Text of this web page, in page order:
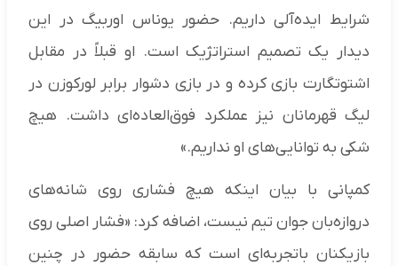
شرایط ایده‌آلی داریم. حضور یوناس اوربیگ در این
دیدار یک تصمیم استراتژیک است. او قبلاً در مقابل
اشتوتگارت بازی کرده و در بازی دشوار برابر لورکوزن در
لیگ قهرمانان نیز عملکرد فوق‌العاده‌ای داشت. هیچ
شکی به توانایی‌های او نداریم.»
کمپانی با بیان اینکه هیچ فشاری روی شانه‌های
دروازه‌بان جوان تیم نیست، اضافه کرد: «فشار اصلی روی
بازیکنان باتجربه‌ای است که سابقه حضور در چنین